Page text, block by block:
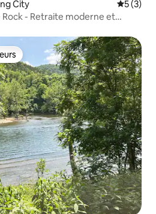
City
5 (3)
Rock - Retraite moderne et
les plus appréciés